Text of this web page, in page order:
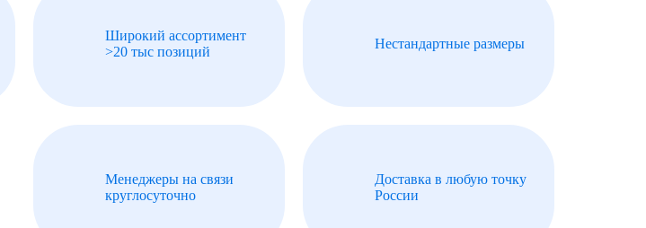
Широкий ассортимент
>20 тыс позиций
Нестандартные размеры
Менеджеры на связи
круглосуточно
Доставка в любую точку
России